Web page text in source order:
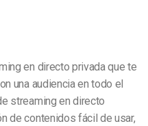
en directo privada que te
una audiencia en todo el
streaming en directo
de contenidos fácil de usar,